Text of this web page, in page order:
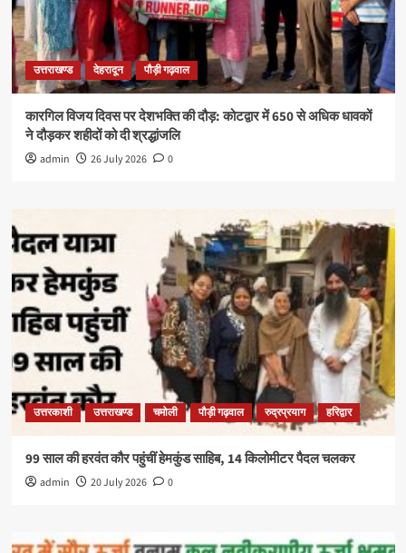
उत्तराखण्ड देहरादून पौड़ी गढ़वाल
कारगिल विजय दिवस पर देशभक्ति की दौड़: कोटद्वार में 650 से अधिक धावकों
ने दौड़कर शहीदों को दी श्रद्धांजलि
admin 26 July 2026 0
उत्तरकाशी उत्तराखण्ड चमोली पौड़ी गढ़वाल रुद्रप्रयाग हरिद्वार
99 साल की हरवंत कौर पहुंचीं हेमकुंड साहिब, 14 किलोमीटर पैदल चलकर
admin 20 July 2026 0